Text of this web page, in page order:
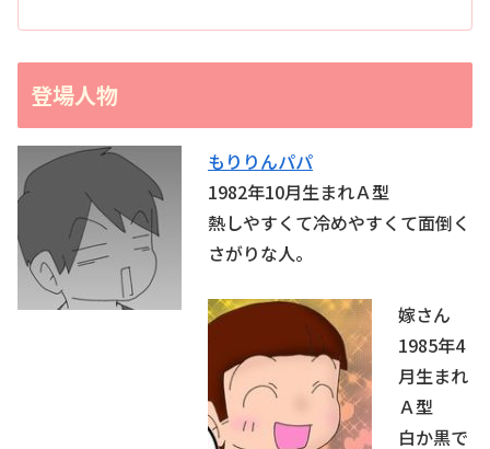
登場人物
もりりんパパ
1982年10月生まれＡ型
熱しやすくて冷めやすくて面倒く
さがりな人。
嫁さん
1985年4
月生まれ
Ａ型
白か黒で